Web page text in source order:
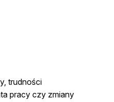
trudności
pracy czy zmiany